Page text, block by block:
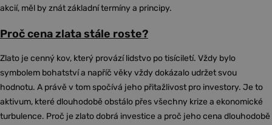
akcií, měl by znát základní termíny a principy.
Proč cena zlata stále roste?
Zlato je cenný kov, který provází lidstvo po tisíciletí. Vždy bylo
symbolem bohatství a napříč věky vždy dokázalo udržet svou
hodnotu. A právě v tom spočívá jeho přitažlivost pro investory. Je to
aktivum, které dlouhodobě obstálo přes všechny krize a ekonomické
turbulence. Proč je zlato dobrá investice a proč jeho cena dlouhodobě